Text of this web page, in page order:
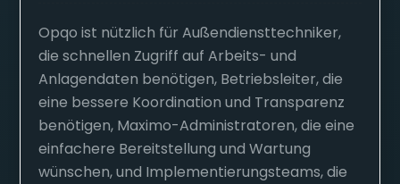
Opqo ist nützlich für Außendiensttechniker,
die schnellen Zugriff auf Arbeits- und
Anlagendaten benötigen, Betriebsleiter, die
eine bessere Koordination und Transparenz
benötigen, Maximo-Administratoren, die eine
einfachere Bereitstellung und Wartung
wünschen, und Implementierungsteams, die